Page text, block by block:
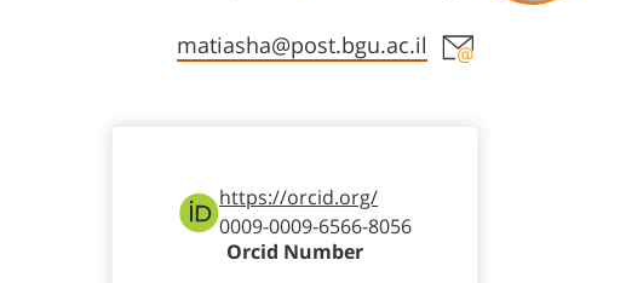
Staff member contact section
matiasha@post.bgu.ac.il
https://orcid.org/
0009-0009-6566-8056
Orcid Number